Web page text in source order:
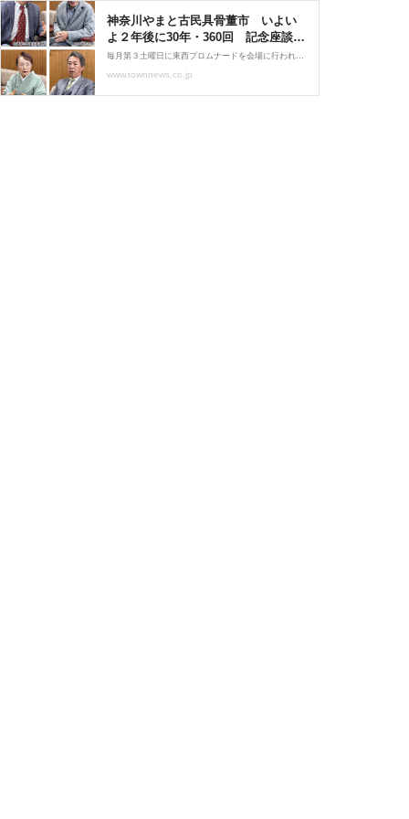
神奈川やまと古民具骨董市 いよい
よ２年後に30年・360回 記念座談会
を開催 | 大和 | タウンニュース
毎月第３土曜日に東西プロムナードを会場に行われる「神奈川やまと古民具骨董市」が２０２８年に３６０回を迎える。大和市が誇る骨董市の節目に向けた「２年前イベント」である座談...
www.townnews.co.jp